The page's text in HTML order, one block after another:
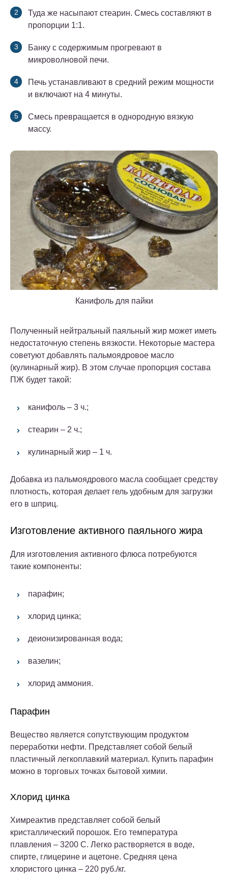
Туда же насыпают стеарин. Смесь составляют в
пропорции 1:1.
Банку с содержимым прогревают в
микроволновой печи.
Печь устанавливают в средний режим мощности
и включают на 4 минуты.
Смесь превращается в однородную вязкую
массу.
Канифоль для пайки
Полученный нейтральный паяльный жир может иметь
недостаточную степень вязкости. Некоторые мастера
советуют добавлять пальмоядровое масло
(кулинарный жир). В этом случае пропорция состава
ПЖ будет такой:
канифоль – 3 ч.;
стеарин – 2 ч.;
кулинарный жир – 1 ч.
Добавка из пальмоядрового масла сообщает средству
плотность, которая делает гель удобным для загрузки
его в шприц.
Изготовление активного паяльного жира
Для изготовления активного флюса потребуются
такие компоненты:
парафин;
хлорид цинка;
деионизированная вода;
вазелин;
хлорид аммония.
Парафин
Вещество является сопутствующим продуктом
переработки нефти. Представляет собой белый
пластичный легкоплавкий материал. Купить парафин
можно в торговых точках бытовой химии.
Хлорид цинка
Химреактив представляет собой белый
кристаллический порошок. Его температура
плавления – 3200 С. Легко растворяется в воде,
спирте, глицерине и ацетоне. Средняя цена
хлористого цинка – 220 руб./кг.